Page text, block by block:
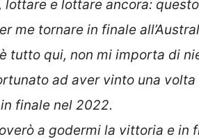
lottare e lottare ancora:
me tornare in finale
tutto qui, non mi importa di
ad aver vinto una
finale nel 2022.
a godermi la vittoria e in